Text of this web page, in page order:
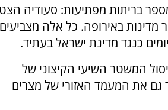
בריתות מפתיעות: סעודיה
מדינות באירופה. כל אלה
כנגד מדינת ישראל בעתיד.
המשטר השיעי הקיצוני של
גם את המעמד האזורי של מצרים